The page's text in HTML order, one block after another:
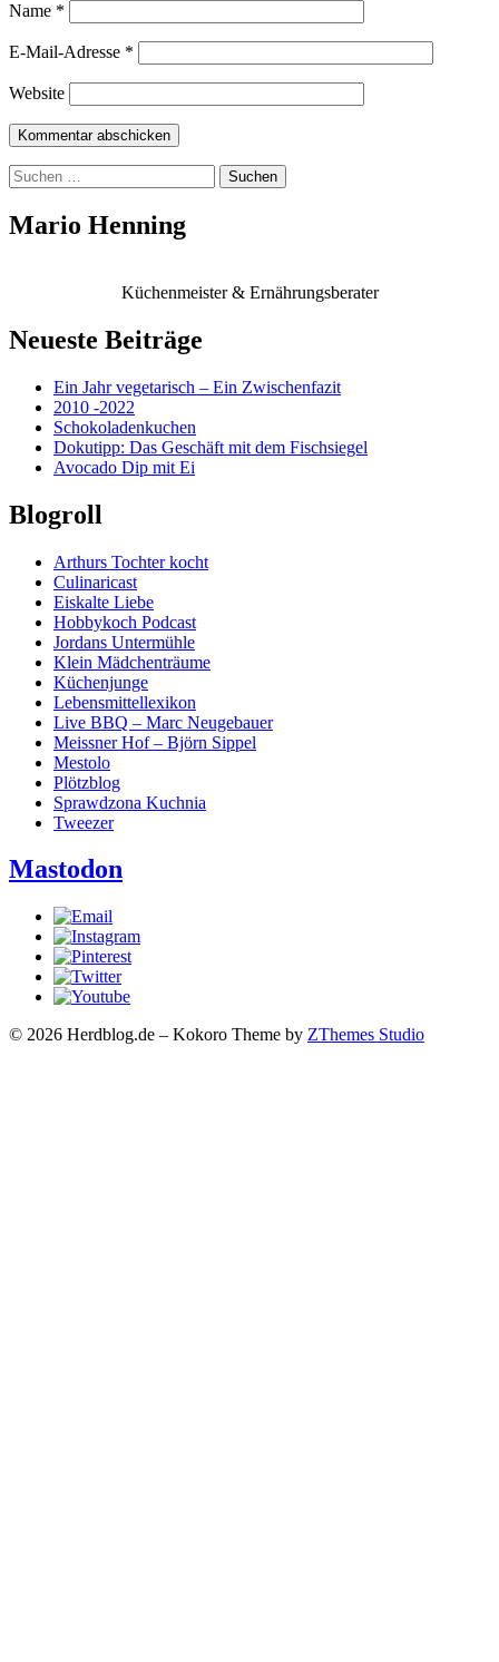
Name *
E-Mail-Adresse *
Website
Suchen
nach:
Mario Henning
Küchenmeister & Ernährungsberater
Neueste Beiträge
Ein Jahr vegetarisch – Ein Zwischenfazit
2010 -2022
Schokoladenkuchen
Dokutipp: Das Geschäft mit dem Fischsiegel
Avocado Dip mit Ei
Blogroll
Arthurs Tochter kocht
Culinaricast
Eiskalte Liebe
Hobbykoch Podcast
Jordans Untermühle
Klein Mädchenträume
Küchenjunge
Lebensmittellexikon
Live BBQ – Marc Neugebauer
Meissner Hof – Björn Sippel
Mestolo
Plötzblog
Sprawdzona Kuchnia
Tweezer
Mastodon
© 2026 Herdblog.de – Kokoro Theme by ZThemes Studio